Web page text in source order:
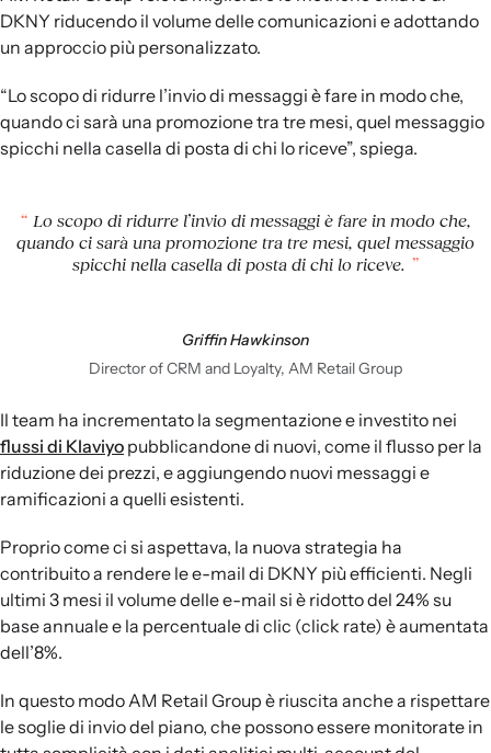
DKNY riducendo il volume delle comunicazioni e adottando
un approccio più personalizzato.
“Lo scopo di ridurre l’invio di messaggi è fare in modo che,
quando ci sarà una promozione tra tre mesi, quel messaggio
spicchi nella casella di posta di chi lo riceve”, spiega.
Lo scopo di ridurre l’invio di messaggi è fare in modo che,
quando ci sarà una promozione tra tre mesi, quel messaggio
spicchi nella casella di posta di chi lo riceve.
Griffin Hawkinson
Director of CRM and Loyalty, AM Retail Group
Il team ha incrementato la segmentazione e investito nei
flussi di Klaviyo pubblicandone di nuovi, come il flusso per la
riduzione dei prezzi, e aggiungendo nuovi messaggi e
ramificazioni a quelli esistenti.
Proprio come ci si aspettava, la nuova strategia ha
contribuito a rendere le e-mail di DKNY più efficienti. Negli
ultimi 3 mesi il volume delle e-mail si è ridotto del 24% su
base annuale e la percentuale di clic (click rate) è aumentata
dell’8%.
In questo modo AM Retail Group è riuscita anche a rispettare
le soglie di invio del piano, che possono essere monitorate in